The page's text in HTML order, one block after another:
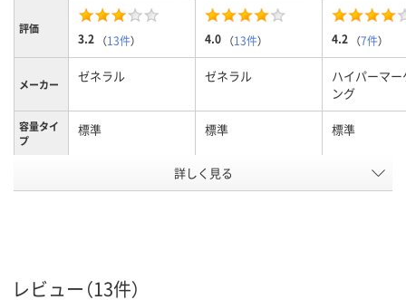
評価
3.2 （13件） 4.0 （13件） 4.2 （7件）
メーカー ゼネラル ゼネラル
ハイパーマ
ング
容量タイ
プ
標準 標準 標準
ブラザー ブラザー
詳しく見る
レビュー（13件）